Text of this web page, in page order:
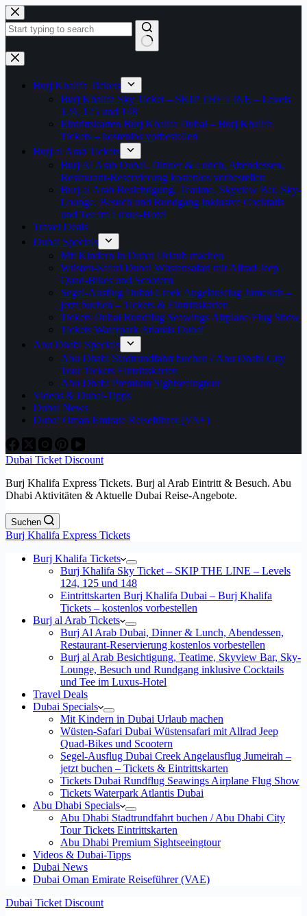
Zum
Inhalt
springen
Keine
Ergebnisse
Burj Khalifa Tickets
Burj Khalifa Sky Ticket – SKIP THE LINE – Levels
124, 125 und 148
Eintrittskarten Burj Khalifa Dubai – Burj Khalifa
Tickets – kostenlos vorbestellen
Burj al Arab Tickets
Burj Al Arab Dubai, Dinner & Lunch, Abendessen,
Restaurant-Reservierung kostenlos vorbestellen
Burj al Arab Besichtigung, Teatime, Skyview Bar, Sky-
Lounge, Besuch und Rundgang inklusive Cocktails
und Tee im Luxus-Hotel
Travel Deals
Dubai Specials
Mit Kindern in Dubai Urlaub machen
Wüsten-Safari Dubai Wüstensafari mit Allrad Jeep
Quad-Bikes und Scootern
Segel-Ausflug Dubai Creek Angelausflug Jumeirah –
jetzt buchen – Tickets & Eintrittskarten
Tickets Dubai Rundflug Seawings Airplane Flug Show
Tickets Waterpark Atlantis Dubai
Abu Dhabi Specials
Abu Dhabi Stadtrundfahrt buchen / Abu Dhabi City
Tour Tickets Eintrittskarten
Abu Dhabi Premium Sightseeingtour
Videos & Dubai-Tipps
Dubai News
Dubai Oman Emirate Reiseführer (VAE)
Dubai Ticket Discount
Burj Khalifa Express Tickets. Burj al Arab Eintritt & Besuch. Abu
Dhabi Aktivitäten & Aktuelle Dubai Reise-Angebote.
Suchen
Burj Khalifa Express Tickets
Burj Khalifa Tickets
Burj Khalifa Sky Ticket – SKIP THE LINE – Levels
124, 125 und 148
Eintrittskarten Burj Khalifa Dubai – Burj Khalifa
Tickets – kostenlos vorbestellen
Burj al Arab Tickets
Burj Al Arab Dubai, Dinner & Lunch, Abendessen,
Restaurant-Reservierung kostenlos vorbestellen
Burj al Arab Besichtigung, Teatime, Skyview Bar, Sky-
Lounge, Besuch und Rundgang inklusive Cocktails
und Tee im Luxus-Hotel
Travel Deals
Dubai Specials
Mit Kindern in Dubai Urlaub machen
Wüsten-Safari Dubai Wüstensafari mit Allrad Jeep
Quad-Bikes und Scootern
Segel-Ausflug Dubai Creek Angelausflug Jumeirah –
jetzt buchen – Tickets & Eintrittskarten
Tickets Dubai Rundflug Seawings Airplane Flug Show
Tickets Waterpark Atlantis Dubai
Abu Dhabi Specials
Abu Dhabi Stadtrundfahrt buchen / Abu Dhabi City
Tour Tickets Eintrittskarten
Abu Dhabi Premium Sightseeingtour
Videos & Dubai-Tipps
Dubai News
Dubai Oman Emirate Reiseführer (VAE)
Dubai Ticket Discount